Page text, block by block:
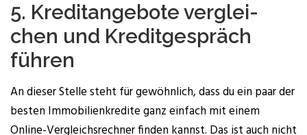
5. Kre­dit­an­ge­bo­te ver­glei­
chen und Kre­dit­ge­spräch
führen
An die­ser Stel­le steht für gewöhn­lich, dass du ein paar der
bes­ten Immo­bi­li­en­kre­di­te ganz ein­fach mit einem
Online-Ver­gleichs­rech­ner fin­den kannst. Das ist auch nicht